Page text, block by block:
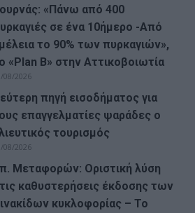
«Πάνω από 400
σε ένα 10ήμερο -Από
το 90% των πυρκαγιών»,
«Plan B» στην Αττικοβοιωτία
08/2026
πηγή εισοδήματος για
επαγγελματίες ψαράδες ο
τουρισμός
08/2026
Μεταφορών: Οριστική λύση
καθυστερήσεις έκδοσης των
κυκλοφορίας – Το